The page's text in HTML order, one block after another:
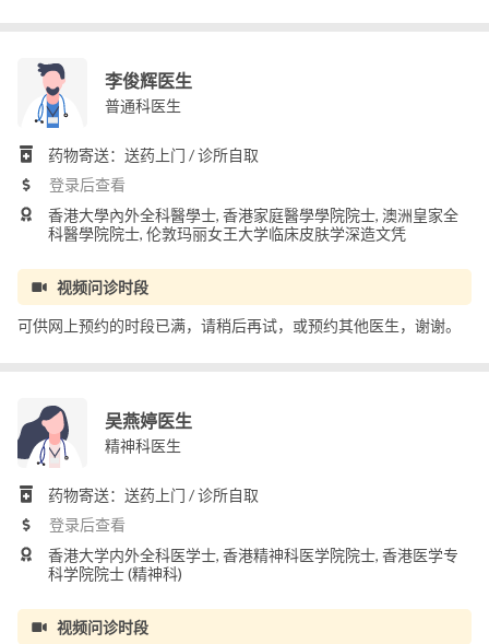
李俊辉医生
普通科医生
药物寄送：送药上门 / 诊所自取
登录后查看
香港大學內外全科醫學士, 香港家庭醫學學院院士, 澳洲皇家全
科醫學院院士, 伦敦玛丽女王大学临床皮肤学深造文凭
视频问诊时段
可供网上预约的时段已满，请稍后再试，或预约其他医生，谢谢。
吴燕婷医生
精神科医生
药物寄送：送药上门 / 诊所自取
登录后查看
香港大学内外全科医学士, 香港精神科医学院院士, 香港医学专
科学院院士 (精神科)
视频问诊时段